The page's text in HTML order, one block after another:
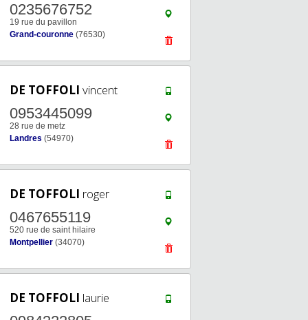
0235676752
19 rue du pavillon
Grand-couronne (76530)
DE TOFFOLI vincent
0953445099
28 rue de metz
Landres (54970)
DE TOFFOLI roger
0467655119
520 rue de saint hilaire
Montpellier (34070)
DE TOFFOLI laurie